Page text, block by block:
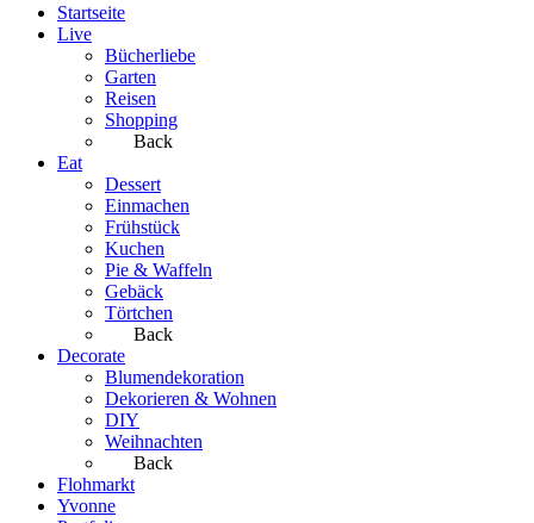
Startseite
Live
Bücherliebe
Garten
Reisen
Shopping
Back
Eat
Dessert
Einmachen
Frühstück
Kuchen
Pie & Waffeln
Gebäck
Törtchen
Back
Decorate
Blumendekoration
Dekorieren & Wohnen
DIY
Weihnachten
Back
Flohmarkt
Yvonne